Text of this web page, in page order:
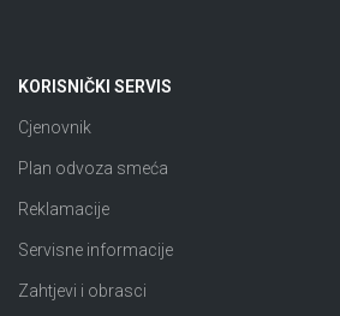
KORISNIČKI SERVIS
Cjenovnik
Plan odvoza smeća
Reklamacije
Servisne informacije
Zahtjevi i obrasci